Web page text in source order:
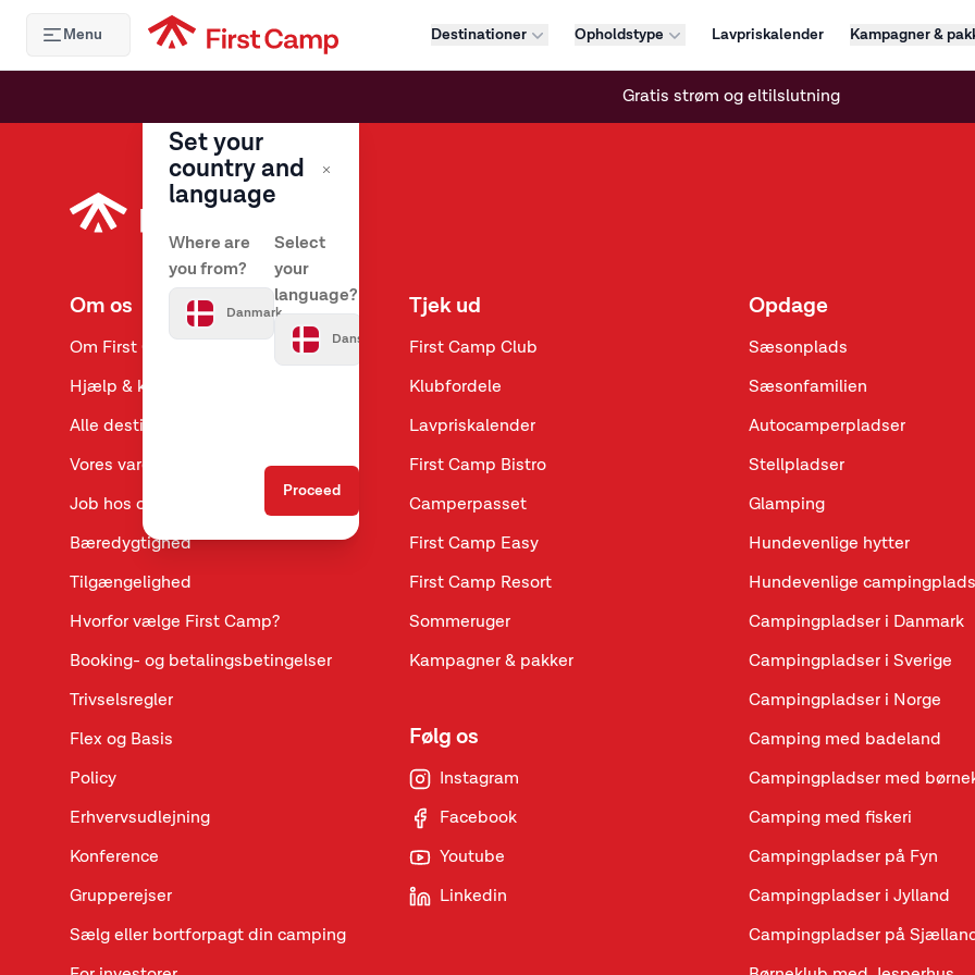
Hoppa till huvudinnehåll
Menu Destinationer Opholdstype Lavpriskalender Kampagner &
Gratis strøm og eltilslutning
Om os
Om First Camp
Hjælp & kontakt
Alle destinationer
Vores varemærker
Job hos os
Bæredygtighed
Tilgængelighed
Hvorfor vælge First Camp?
Booking- og betalingsbetingelser
Trivselsregler
Flex og Basis
Policy
Erhvervsudlejning
Konference
Grupperejser
Sælg eller bortforpagt din camping
Tjek ud
First Camp Club
Klubfordele
Lavpriskalender
First Camp Bistro
Camperpasset
First Camp Easy
First Camp Resort
Sommeruger
Kampagner & pakker
Følg os
Instagram
Facebook
Youtube
Linkedin
Opdage
Sæsonplads
Sæsonfamilien
Autocamperpladser
Stellpladser
Glamping
Hundevenlige hytter
Hundevenlige
Campingpladser i Danmark
Campingpladser i Sverige
Campingpladser i Norge
Camping med badeland
Campingpladser med
Camping med fiskeri
Campingpladser på Fyn
Campingpladser i Jylland
Campingpladser på
Set your
country and
language
Where are
you from?
Danmark
Select
your
language?
Dansk
Proceed